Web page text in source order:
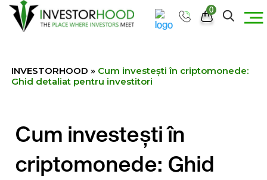
0
INVESTORHOOD » Cum investești în criptomonede:
Ghid detaliat pentru investitori
Cum investești în
criptomonede: Ghid